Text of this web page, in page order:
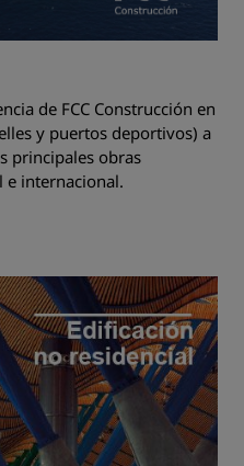
de FCC Construcción en
y puertos deportivos) a
principales obras
e internacional.